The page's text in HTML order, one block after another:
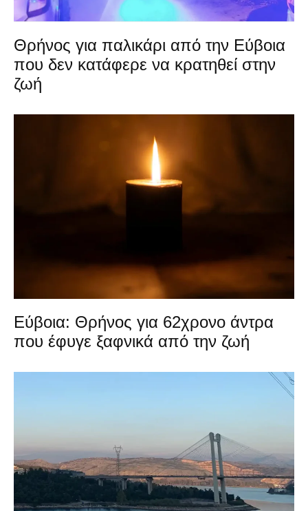
Θρήνος για παλικάρι από την Εύβοια
που δεν κατάφερε να κρατηθεί στην
ζωή
Εύβοια: Θρήνος για 62χρονο άντρα
που έφυγε ξαφνικά από την ζωή